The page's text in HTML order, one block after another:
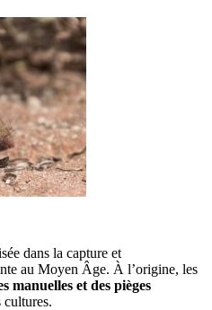
dans la capture et
au Moyen Âge. À l’origine, les
manuelles et des pièges
cultures.